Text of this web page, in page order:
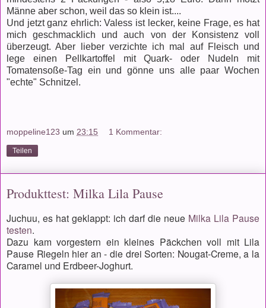
Männe aber schon, weil das so klein ist....
Und jetzt ganz ehrlich: Valess ist lecker, keine Frage, es hat
mich geschmacklich und auch von der Konsistenz voll
überzeugt. Aber lieber verzichte ich mal auf Fleisch und
lege einen Pellkartoffel mit Quark- oder Nudeln mit
Tomatensoße-Tag ein und gönne uns alle paar Wochen
"echte" Schnitzel.
moppeline123 um 23:15 1 Kommentar:
Teilen
Produkttest: Milka Lila Pause
Juchuu, es hat geklappt: ich darf die neue Milka Lila Pause
testen.
Dazu kam vorgestern ein kleines Päckchen voll mit Lila
Pause Riegeln hier an - die drei Sorten: Nougat-Creme, a la
Caramel und Erdbeer-Joghurt.